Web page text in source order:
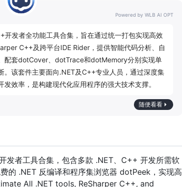
Powered by WLB AI OPT
发者全功能工具合集，旨在通过统一打包实现高效
C++及跨平台IDE Rider，提供智能代码分析、自
配套dotCover、dotTrace和dotMemory分别实现单
。该套件主要面向.NET及C++专业人员，通过深度集
效率，是构建现代化应用程序的强大技术支撑。
随便看看
者工具合集，包含多款 .NET、C++ 开发所需软
的 .NET 反编译和程序集浏览器 dotPeek，实现高
All .NET tools, ReSharper C++, and